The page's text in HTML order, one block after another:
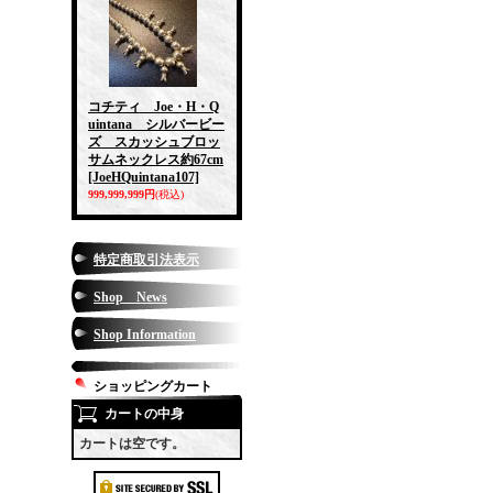
コチティ Joe・H・Q
uintana シルバービー
ズ スカッシュブロッ
サムネックレス約67cm
[JoeHQuintana107]
999,999,999円(税込)
特定商取引法表示
Shop News
Shop Information
ショッピングカート
カートの中身
カートは空です。